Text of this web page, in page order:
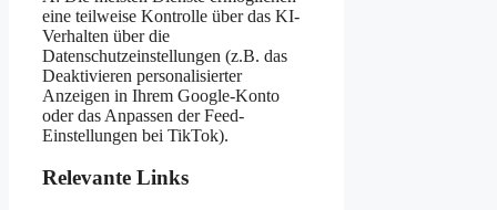
eine teilweise Kontrolle über das KI-
Verhalten über die
Datenschutzeinstellungen (z.B. das
Deaktivieren personalisierter
Anzeigen in Ihrem Google-Konto
oder das Anpassen der Feed-
Einstellungen bei TikTok).
Relevante Links